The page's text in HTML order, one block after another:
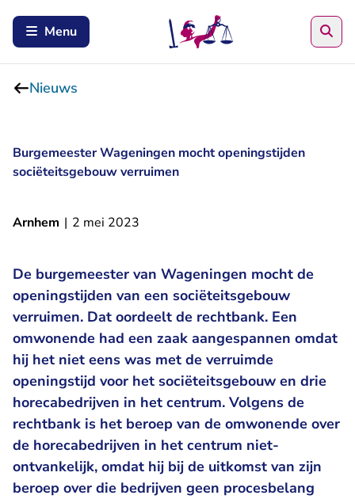
Menu
Nieuws
Burgemeester Wageningen mocht openingstijden
sociëteitsgebouw verruimen
Arnhem | 2 mei 2023
De burgemeester van Wageningen mocht de
openingstijden van een sociëteitsgebouw
verruimen. Dat oordeelt de rechtbank. Een
omwonende had een zaak aangespannen omdat
hij het niet eens was met de verruimde
openingstijd voor het sociëteitsgebouw en drie
horecabedrijven in het centrum. Volgens de
rechtbank is het beroep van de omwonende over
de horecabedrijven in het centrum niet-
ontvankelijk, omdat hij bij de uitkomst van zijn
beroep over die bedrijven geen procesbelang